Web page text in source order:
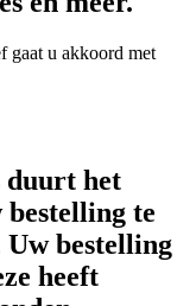
gaat u akkoord met
duurt het
te
bestelling
heeft